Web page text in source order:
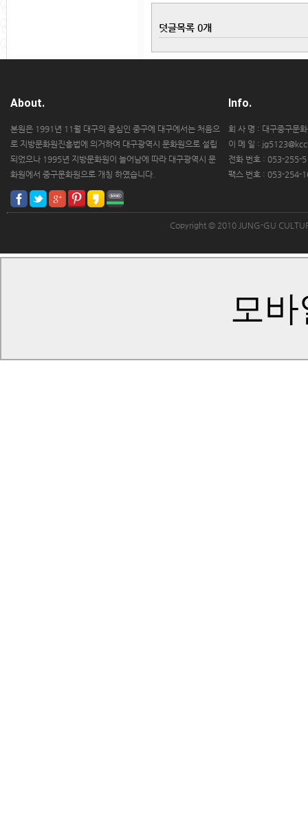
덧글목록 0개
About.
본원은 1991년 11월 대구의 중심인 중구에 대구에서는 처음으
로 지방문화원진흥법에 의거하여 대구광역시 문화원으로 설립
되었으나 1995년 지방문화원이 늘어남에 따라 대구광역시 문
화원에서 중구문화원으로 개칭 하였습니다.
Info.
회 사 명 : 대구중구문
이 메 일 :
전화 번호 : 053-255-
팩스 번호 : 053-254-
Copyright © 2010 JUNG-GU